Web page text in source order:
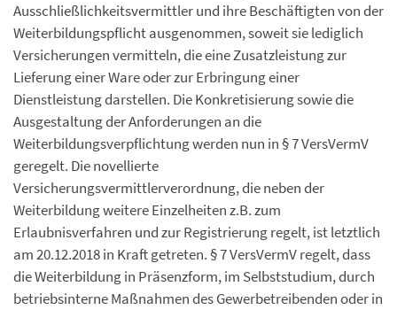
Ausschließlichkeitsvermittler und ihre Beschäftigten von der
Weiterbildungspflicht ausgenommen, soweit sie lediglich
Versicherungen vermitteln, die eine Zusatzleistung zur
Lieferung einer Ware oder zur Erbringung einer
Dienstleistung darstellen. Die Konkretisierung sowie die
Ausgestaltung der Anforderungen an die
Weiterbildungsverpflichtung werden nun in § 7 VersVermV
geregelt. Die novellierte
Versicherungsvermittlerverordnung, die neben der
Weiterbildung weitere Einzelheiten z.B. zum
Erlaubnisverfahren und zur Registrierung regelt, ist letztlich
am 20.12.2018 in Kraft getreten. § 7 VersVermV regelt, dass
die Weiterbildung in Präsenzform, im Selbststudium, durch
betriebsinterne Maßnahmen des Gewerbetreibenden oder in